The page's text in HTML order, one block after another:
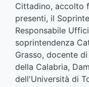
Cittadino, accolto
presenti, il
Responsabile
soprintendenza
Grasso, docente
della Calabria,
dell'Università di